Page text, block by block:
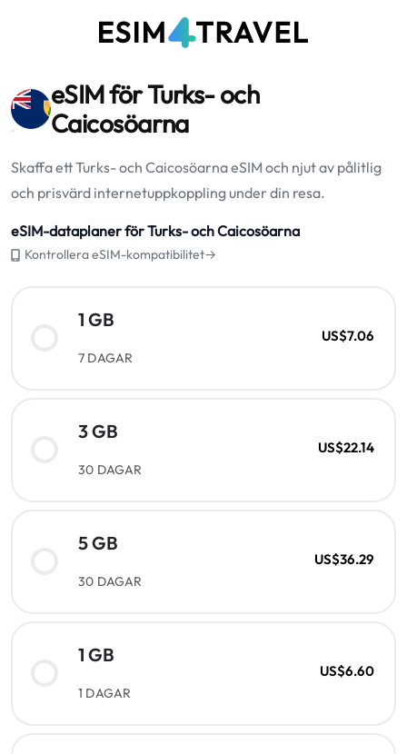
eSIM för Turks- och
Caicosöarna
Skaffa ett Turks- och Caicosöarna eSIM och njut av pålitlig
och prisvärd internetuppkoppling under din resa.
eSIM-dataplaner för Turks- och Caicosöarna
Kontrollera eSIM-kompatibilitet→
1 GB
7 DAGAR
US$7.06
3 GB
30 DAGAR
US$22.14
5 GB
30 DAGAR
US$36.29
1 GB
1 DAGAR
US$6.60